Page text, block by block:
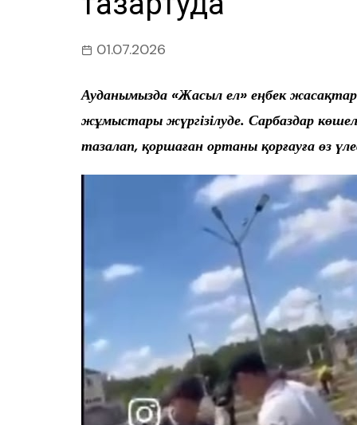
Облыс әкімдігі
01.07.2026
Ауданымызда «Жасыл ел» еңбек
жұмыстары жүргізілуде. Сарбаздар
тазалап, қоршаған ортаны қорғауға өз